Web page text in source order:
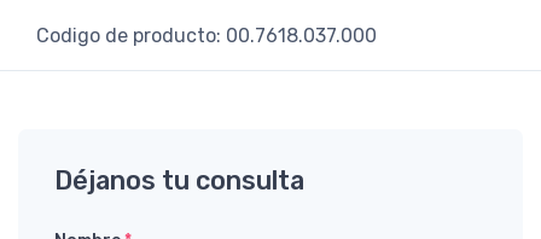
Codigo de producto: 00.7618.037.000
Déjanos tu consulta